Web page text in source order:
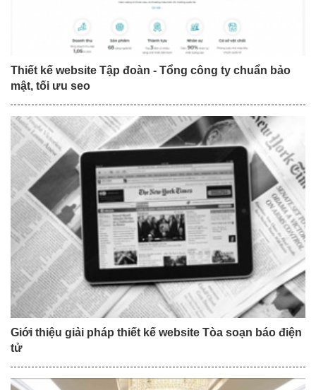
Thiết kế website Tập đoàn - Tổng công ty chuẩn bảo
mật, tối ưu seo
Giới thiệu giải pháp thiết kế website Tòa soạn báo điện
tử